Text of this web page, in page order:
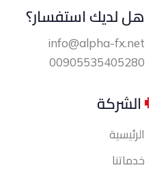
هل لديك استفسار؟
info@alpha-fx.net
00905535405280
الشركة
الرئيسية
خدماتنا